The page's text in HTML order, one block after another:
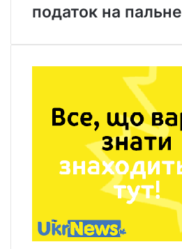
податок на пальне